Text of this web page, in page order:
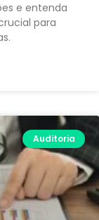
e entenda
para
Auditoria